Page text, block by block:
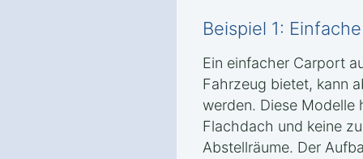
Beispiel 1:
Ein einfacher Carport
Fahrzeug bietet, kann
werden. Diese Modelle
Flachdach und keine
Abstellräume. Der